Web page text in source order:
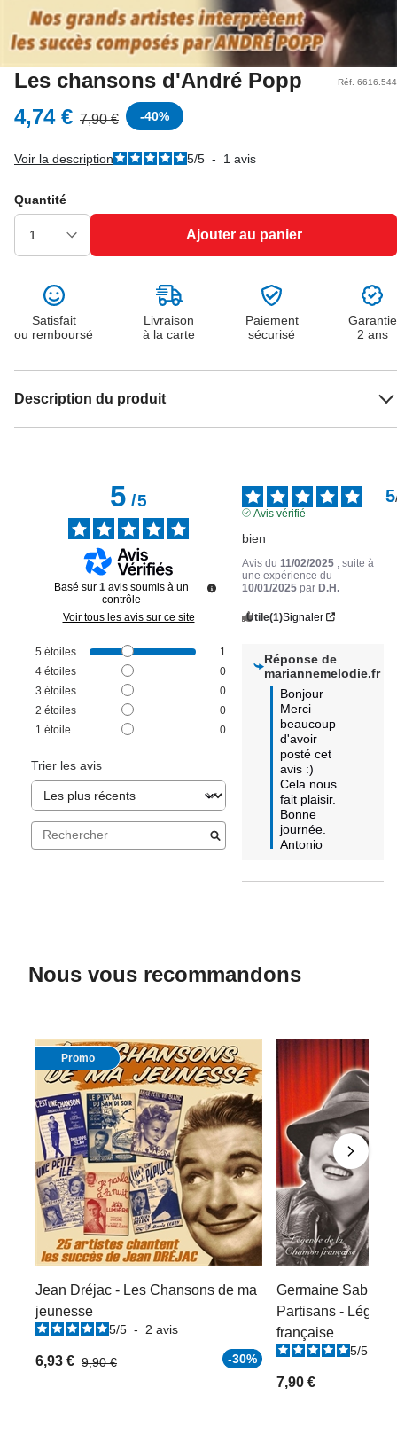
Les chansons d'André Popp Réf. 6616.544
4,74 € 7,90 € -40%
Voir la description 5/5 - 1 avis
Quantité
Ajouter au panier
Satisfait
ou remboursé
Livraison
à la carte
Paiement
sécurisé
Garantie
2 ans
Description du produit
5/5
Basé sur 1 avis soumis à un
contrôle
Voir tous les avis sur ce site
5 étoiles
1
4 étoiles
0
3 étoiles
0
2 étoiles
0
1 étoile 0
Trier les avis
5
Avis vérifié
bien
Avis du 11/02/2025
, suite à
une expérience du
10/01/2025 parD.H.
Utile(1)Signaler
Réponse de
mariannemelodie.fr
Bonjour
Merci
beaucoup
d'avoir
posté cet
avis :)
Cela nous
fait plaisir.
Bonne
journée.
Antonio
Nous vous recommandons
Promo
Jean Dréjac - Les Chansons de ma
jeunesse
5/5 - 2 avis
6,93 € 9,90 € -30%
Germaine Sablon
Partisans -
française
5/5
7,90 €